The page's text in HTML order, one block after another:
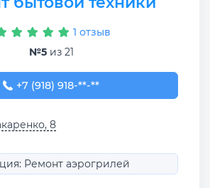
1 отзыв
№5из 21
+7 (918) 918-81-00
+7 (918) 918-**-**
8
Ремонт аэрогрилей